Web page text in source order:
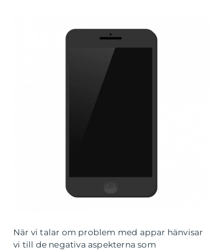
När vi talar om problem med appar hänvisar
vi till de negativa aspekterna som